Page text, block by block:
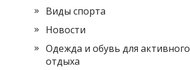
Виды спорта
Новости
Одежда и обувь для активного
отдыха